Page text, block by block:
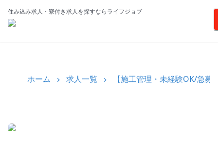
住み込み求人・寮付き求人を探すならライフジョブ
ホーム 求人一覧 【施工管理・未経験OK/急